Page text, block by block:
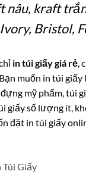
nâu, kraft
Bristol,
in túi giấy giá rẻ,
muốn in túi
mỹ phẩm, túi
giấy số lượng ít,
đặt in túi giấy